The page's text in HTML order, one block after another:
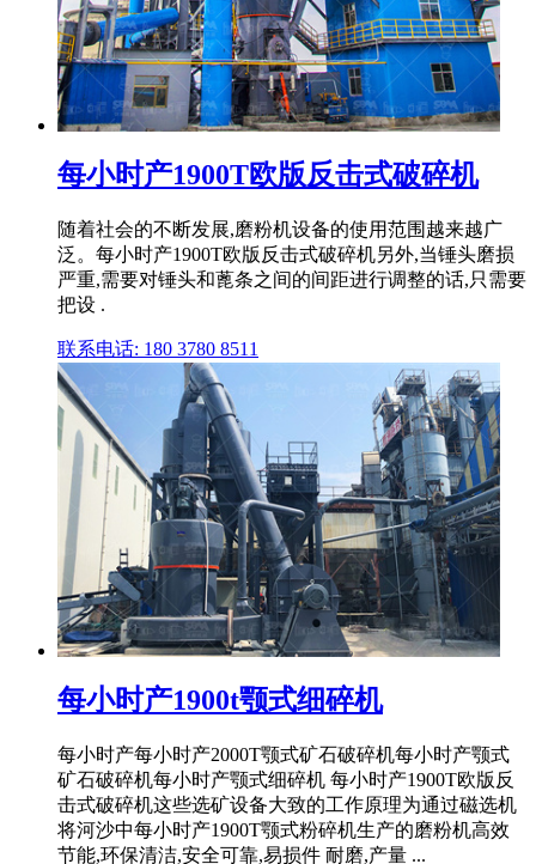
每小时产1900T欧版反击式破碎机
随着社会的不断发展,磨粉机设备的使用范围越来越广
泛。每小时产1900T欧版反击式破碎机另外,当锤头磨损
严重,需要对锤头和蓖条之间的间距进行调整的话,只需要
把设 .
联系电话: 180 3780 8511
每小时产1900t颚式细碎机
每小时产每小时产2000T颚式矿石破碎机每小时产颚式
矿石破碎机每小时产颚式细碎机 每小时产1900T欧版反
击式破碎机这些选矿设备大致的工作原理为通过磁选机
将河沙中每小时产1900T颚式粉碎机生产的磨粉机高效
节能,环保清洁,安全可靠,易损件 耐磨,产量 ...